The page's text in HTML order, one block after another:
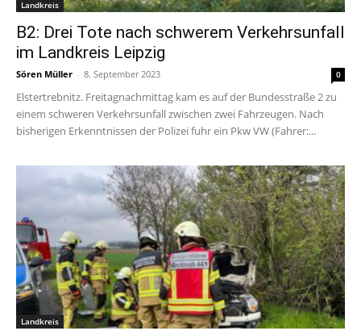
Landkreis
B2: Drei Tote nach schwerem Verkehrsunfall
im Landkreis Leipzig
Sören Müller - 8. September 2023 0
Elstertrebnitz. Freitagnachmittag kam es auf der Bundesstraße 2 zu
einem schweren Verkehrsunfall zwischen zwei Fahrzeugen. Nach
bisherigen Erkenntnissen der Polizei fuhr ein Pkw VW (Fahrer:...
Landkreis